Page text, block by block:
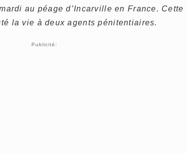
au péage d’Incarville en France. Cette
la vie à deux agents pénitentiaires.
Publicité: